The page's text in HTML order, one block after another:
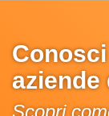
Scopri